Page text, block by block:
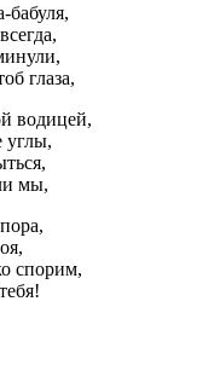
глаза,
водицей,
углы,
мы,
спорим,